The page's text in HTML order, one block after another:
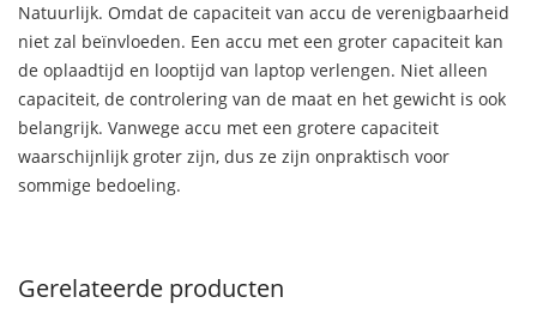
Natuurlijk. Omdat de capaciteit van accu de verenigbaarheid
niet zal beïnvloeden. Een accu met een groter capaciteit kan
de oplaadtijd en looptijd van laptop verlengen. Niet alleen
capaciteit, de controlering van de maat en het gewicht is ook
belangrijk. Vanwege accu met een grotere capaciteit
waarschijnlijk groter zijn, dus ze zijn onpraktisch voor
sommige bedoeling.
Gerelateerde producten